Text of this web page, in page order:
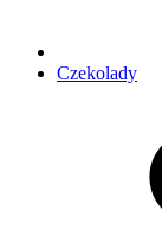
Czekolady